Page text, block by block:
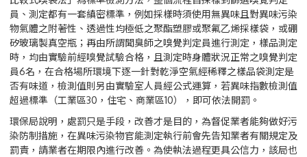
員、測定都有一套縝密標準，例如採樣時須使用無異味且對異味污染
物氣體之附著性、透過性均極低之聚酯塑膠或聚氟乙烯採樣袋，或硼
矽玻璃製真空瓶；再由所謂聞臭師之嗅覺判定員進行測定，樣品測定
時，均由實驗前經嗅覺試驗合格，且測定時身體狀況正常之嗅覺判定
員6名，在合格場所環境下逐一針對乾淨空氣經稀釋之樣品袋測定是
否有味道，檢測值則另由實驗室人員經公式運算，若異味指數檢測值
超過標準（工業區30，住宅、商業區10），即可依法開罰。
環保局說明，處罰只是手段，改善才是目的，為督促業者能夠做好污
染防制措施，在異味污染物官能測定執行前會先告知業者有關規定及
罰責，請業者在期限內進行改善。為使執法過程更具公信力，該局也